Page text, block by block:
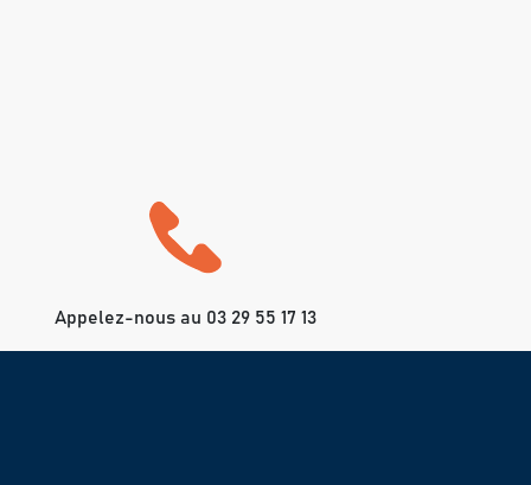
Appelez-nous au 03 29 55 17 13